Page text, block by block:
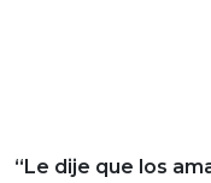
“Le dije que los